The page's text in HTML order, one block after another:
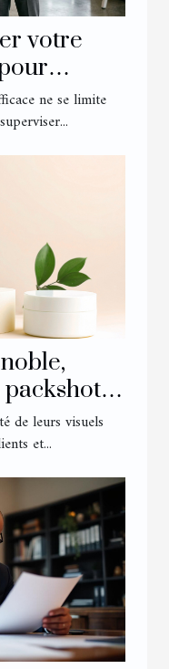
votre
?
ne se limite
à
de leurs visuels
et...